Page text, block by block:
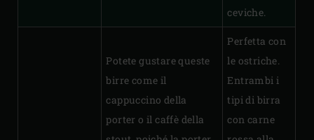
ceviche.
Potete gustare queste
birre come il
cappuccino della
porter o il caffè della
Perfetta con
le ostriche.
Entrambi i
tipi di birra
con carne